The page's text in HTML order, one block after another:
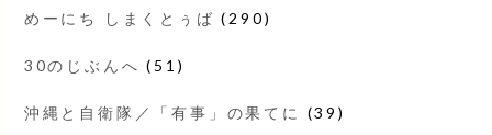
めーにち しまくとぅば (290)
30のじぶんへ (51)
沖縄と自衛隊／「有事」の果てに (39)